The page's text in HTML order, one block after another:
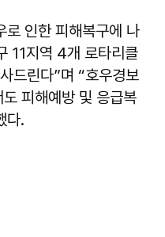
로 인한 피해복구에 나
11지역 4개 로타리클
드린다”며 “호우경보
피해예방 및 응급복
다.